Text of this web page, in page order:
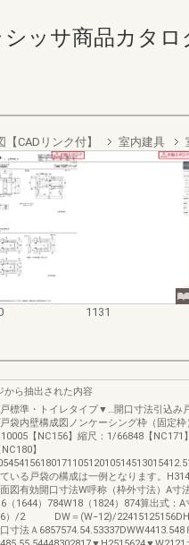
シッサ商品カタロ
【CADリンク付】 室内建具
1131
から抽出された内容
標準・トイレタイプ▼…開口寸法引込み
袋内壁構成図ノンケーシング枠（固定枠
【NC156】縮尺：1/66848【NC171】
】
いる戸袋の構成は一例となります。
図有効開口寸法W呼称（枠外寸法）A寸
（1644）784W18（1824）874算出式：A
）/2 DW＝(W−12)/
寸法Ａ6857574.54.53337DWW4413.548